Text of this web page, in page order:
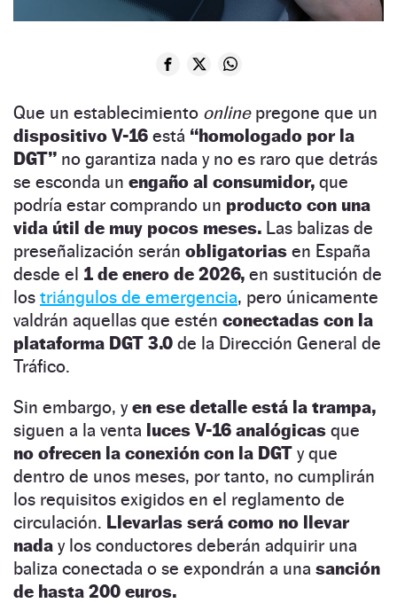
Que un establecimiento online pregone que un
dispositivo V-16 está “homologado por la
DGT” no garantiza nada y no es raro que detrás
se esconda un engaño al consumidor, que
podría estar comprando un producto con una
vida útil de muy pocos meses. Las balizas de
preseñalización serán obligatorias en España
desde el 1 de enero de 2026, en sustitución de
los triángulos de emergencia, pero únicamente
valdrán aquellas que estén conectadas con la
plataforma DGT 3.0 de la Dirección General de
Tráfico.
Sin embargo, yen ese detalle está la trampa,
siguen a la venta luces V-16 analógicas que
no ofrecen la conexión con la DGT y que
dentro de unos meses, por tanto, no cumplirán
los requisitos exigidos en el reglamento de
circulación. Llevarlas será como no llevar
nada y los conductores deberán adquirir una
baliza conectada o se expondrán a una sanción
de hasta 200 euros.